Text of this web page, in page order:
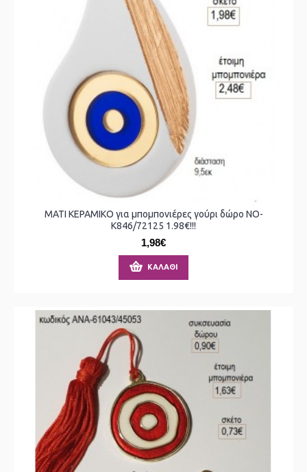
ΜΑΤΙ ΚΕΡΑΜΙΚΟ για μπομπονιέρες γούρι δώρο ΝΟ-
Κ846/72125 1.98€!!!
1,98€
ΚΑΛΆΘΙ